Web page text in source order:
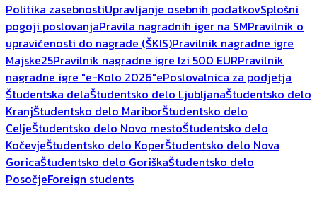
Politika zasebnostiUpravljanje osebnih podatkovSplošni
pogoji poslovanjaPravila nagradnih iger na SMPravilnik o
upravičenosti do nagrade (ŠKIS)Pravilnik nagradne igre
Majske25Pravilnik nagradne igre Izi 500 EURPravilnik
nagradne igre "e-Kolo 2026"ePoslovalnica za podjetja
Študentska delaŠtudentsko delo LjubljanaŠtudentsko delo
KranjŠtudentsko delo MariborŠtudentsko delo
CeljeŠtudentsko delo Novo mestoŠtudentsko delo
KočevjeŠtudentsko delo KoperŠtudentsko delo Nova
GoricaŠtudentsko delo GoriškaŠtudentsko delo
PosočjeForeign students